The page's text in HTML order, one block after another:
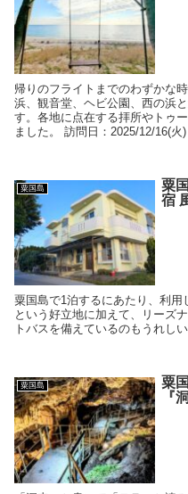
帰りのフライトまでのわずかな
浜、観音堂、ヘビ公園、西の浜
す。各地に点在する拝所やトゥ
ました。 訪問日：2025/12/16(
粟国島
粟
宿
粟国島で1泊するにあたり、利
という好立地に加えて、リーズ
トバスを備えているのもうれし
粟国島
粟
『